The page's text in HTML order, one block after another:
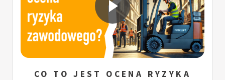
CO TO JEST OCENA RYZYKA